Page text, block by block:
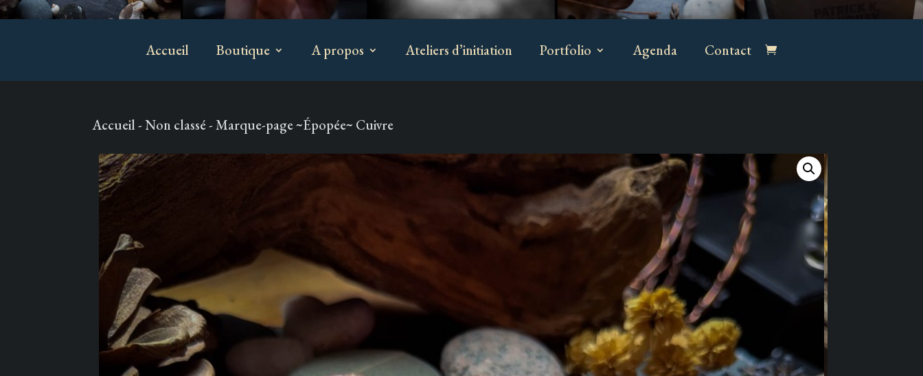
Accueil Boutique A propos Ateliers d’initiation Portfolio Agenda Contact
Accueil-Non classé- Marque-page ~Épopée~ Cuivre